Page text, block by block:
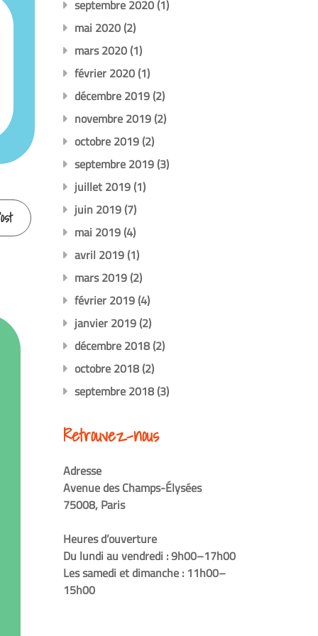
septembre 2020(1)
mai 2020(2)
mars 2020(1)
février 2020(1)
décembre 2019(2)
novembre 2019(2)
octobre 2019(2)
septembre 2019(3)
juillet 2019(1)
juin 2019(7)
mai 2019(4)
avril 2019(1)
mars 2019(2)
février 2019(4)
janvier 2019(2)
décembre 2018(2)
octobre 2018(2)
septembre 2018(3)
Retrouvez-nous
Adresse
Avenue des Champs-Élysées
75008, Paris
Heures d’ouverture
Du lundi au vendredi : 9h00–17h00
Les samedi et dimanche : 11h00–
15h00